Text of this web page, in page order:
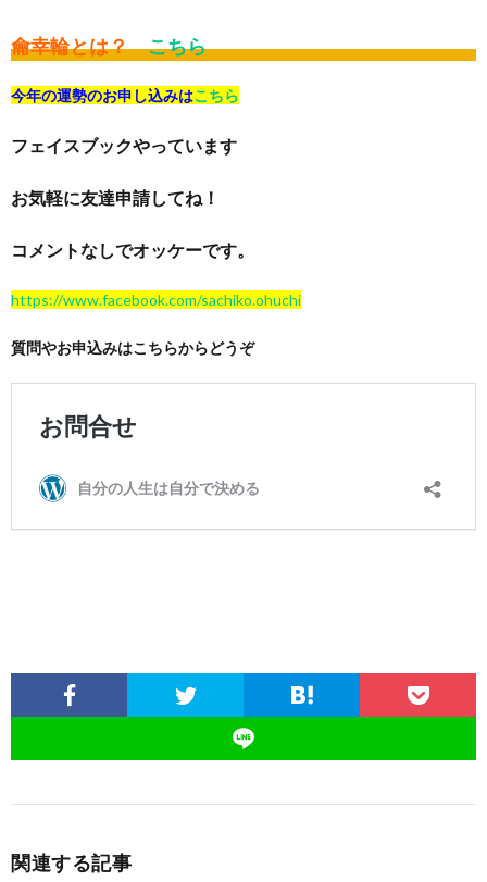
龠幸輪とは？ こちら
今年の運勢のお申し込みはこちら
フェイスブックやっています
お気軽に友達申請してね！
コメントなしでオッケーです。
https://www.facebook.com/sachiko.ohuchi
質問やお申込みはこちらからどうぞ
関連する記事